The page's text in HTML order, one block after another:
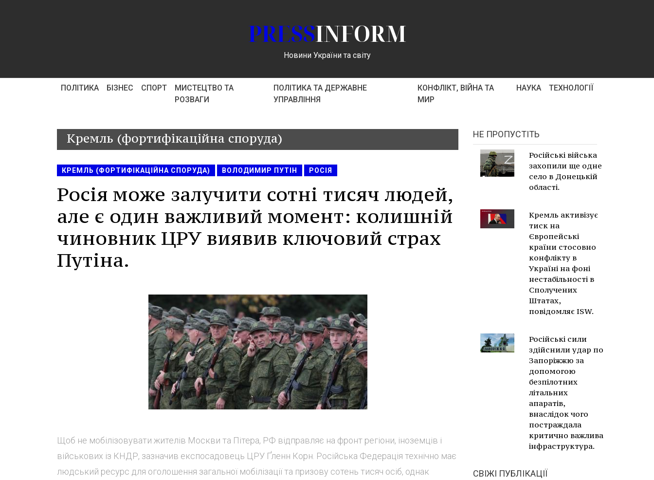
PRESSINFORM
Новини України та світу
ПОЛІТИКА БІЗНЕС СПОРТ
МИСТЕЦТВО ТА
РОЗВАГИ
ПОЛІТИКА ТА ДЕРЖАВНЕ
УПРАВЛІННЯ
КОНФЛІКТ, ВІЙНА ТА
МИР
НАУКА ТЕХНОЛОГІЇ
Кремль (фортифікаційна споруда)
КРЕМЛЬ (ФОРТИФІКАЦІЙНА СПОРУДА) ВОЛОДИМИР ПУТІН РОСІЯ
Росія може залучити сотні тисяч людей,
але є один важливий момент: колишній
чиновник ЦРУ виявив ключовий страх
Путіна.
Щоб не мобілізовувати жителів Москви та Пітера, РФ відправляє на фронт регіони, іноземців і
військових із КНДР, зазначив експосадовець ЦРУ Ґленн Корн. Російська Федерація технічно має
людський ресурс для оголошення загальної мобілізації та призову сотень тисяч осіб, однак
НЕ ПРОПУСТІТЬ
Російські війська
захопили ще одне
село в Донецькій
області.
Кремль активізує
тиск на
Європейські
країни стосовно
конфлікту в
Україні на фоні
нестабільності в
Сполучених
Штатах,
повідомляє ISW.
Російські сили
здійснили удар по
Запоріжжю за
допомогою
безпілотних
літальних
апаратів,
внаслідок чого
постраждала
критично важлива
інфраструктура.
СВІЖІ ПУБЛІКАЦІЇ